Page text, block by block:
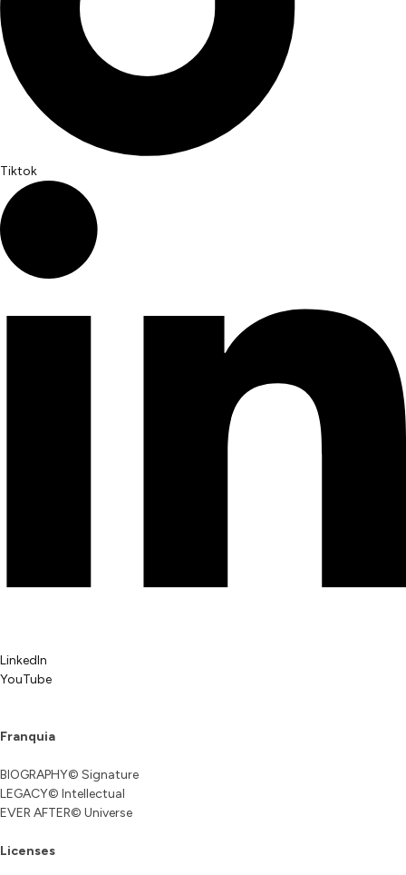
Tiktok
LinkedIn
YouTube
Franquia
BIOGRAPHY© Signature
LEGACY© Intellectual
EVER AFTER© Universe
Licenses